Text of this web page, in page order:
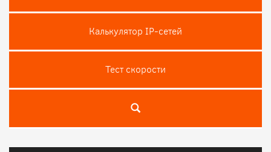
Калькулятор IP-сетей
Тест скороcти